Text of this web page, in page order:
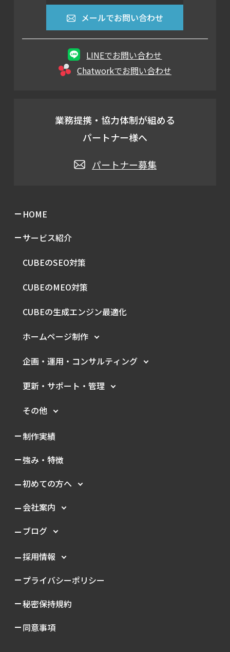
メールでお問い合わせ
LINEでお問い合わせ
Chatworkでお問い合わせ
業務提携・協力体制が組める
パートナー様へ
パートナー募集
HOME
サービス紹介
CUBEのSEO対策
CUBEのMEO対策
CUBEの生成エンジン最適化
ホームページ制作
企画・運用・ コンサルティング
更新・サポート・管理
その他
制作実績
強み・特徴
初めての方へ
会社案内
ブログ
採用情報
プライバシーポリシー
秘密保持規約
同意事項